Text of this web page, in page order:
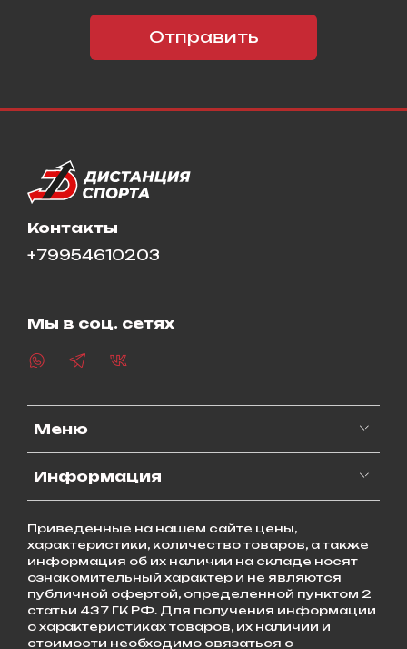
Отправить
Меню
Информация
Контакты
+79954610203
Мы в соц. сетях
Приведенные на нашем сайте цены,
характеристики, количество товаров, а также
информация об их наличии на складе носят
ознакомительный характер и не являются
публичной офертой, определенной пунктом 2
статьи 437 ГК РФ. Для получения информации
о характеристиках товаров, их наличии и
стоимости необходимо связаться с